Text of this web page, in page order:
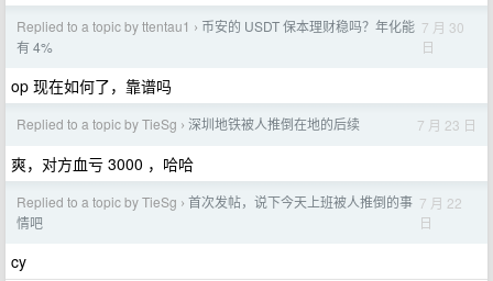
Replied to a topic by ttentau1 › 币安的 USDT 保本理财稳吗？年化能
有 4%
7 月 30
日
op 现在如何了，靠谱吗
Replied to a topic by TieSg › 深圳地铁被人推倒在地的后续 7 月 23 日
爽，对方血亏 3000 ，哈哈
Replied to a topic by TieSg › 首次发帖，说下今天上班被人推倒的事
情吧
7 月 22
日
cy